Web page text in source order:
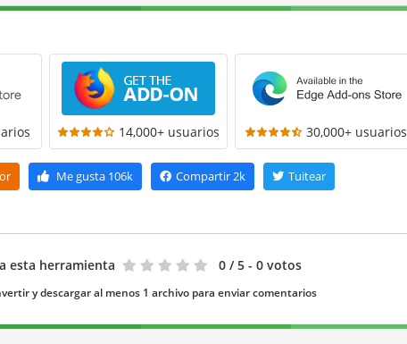
14,000+ usuarios 30,000+ usuarios
Me gusta 106k Compartir2k Tuitear
esta herramienta 0 / 5 - 0 votos
y descargar al menos 1 archivo para enviar comentarios